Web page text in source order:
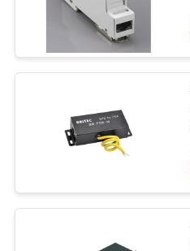
GEVALLEN
SHOW